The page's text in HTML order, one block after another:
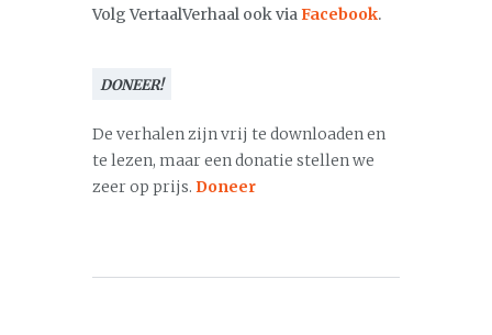
Volg VertaalVerhaal ook viaFacebook.
DONEER!
De verhalen zijn vrij te downloaden en
te lezen, maar een donatie stellen we
zeer op prijs. Doneer